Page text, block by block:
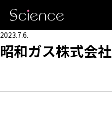
2023.7.6.
昭和ガス株式会社